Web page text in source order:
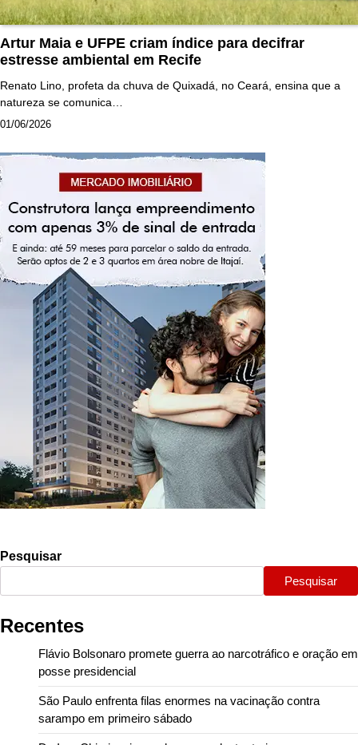
Artur Maia e UFPE criam índice para decifrar
estresse ambiental em Recife
Renato Lino, profeta da chuva de Quixadá, no Ceará, ensina que a
natureza se comunica…
01/06/2026
Pesquisar
Pesquisar
Recentes
Flávio Bolsonaro promete guerra ao narcotráfico e oração em
posse presidencial
São Paulo enfrenta filas enormes na vacinação contra
sarampo em primeiro sábado